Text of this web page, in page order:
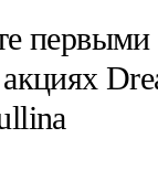
первыми